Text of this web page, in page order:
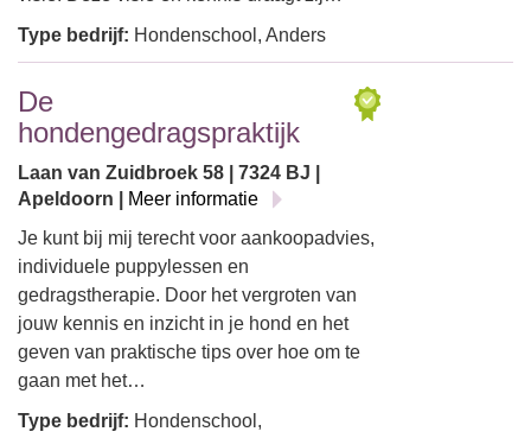
Type bedrijf: Hondenschool, Anders
De
hondengedragspraktijk
Laan van Zuidbroek 58 | 7324 BJ |
Apeldoorn |
Meer informatie
Je kunt bij mij terecht voor aankoopadvies,
individuele puppylessen en
gedragstherapie. Door het vergroten van
jouw kennis en inzicht in je hond en het
geven van praktische tips over hoe om te
gaan met het…
Type bedrijf: Hondenschool,